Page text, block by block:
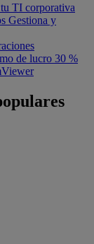
TI corporativa
Gestiona y
de lucro 30 %